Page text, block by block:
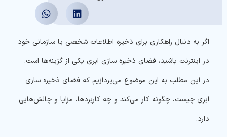
اگر به دنبال راهکاری برای ذخیره اطلاعات شخصی یا سازمانی خود
در اینترنت باشید، فضای ذخیره سازی ابری یکی از گزینه‌ها است.
در این مطلب به این موضوع می‌پردازیم که فضای ذخیره سازی
ابری چیست، چگونه کار می‌کند و چه کاربردها، مزایا و چالش‌هایی
دارد.